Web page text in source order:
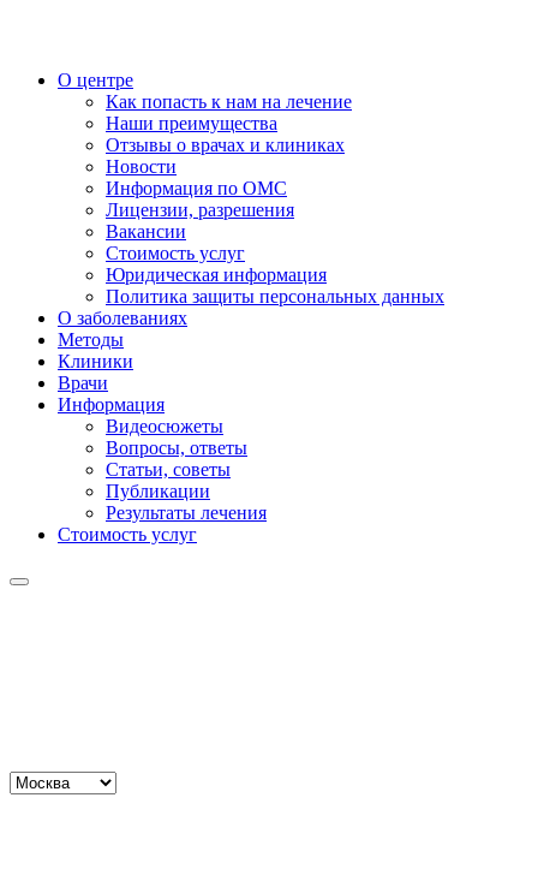
О центре
Как попасть к нам на лечение
Наши преимущества
Отзывы о врачах и клиниках
Новости
Информация по ОМС
Лицензии, разрешения
Вакансии
Стоимость услуг
Юридическая информация
Политика защиты персональных данных
О заболеваниях
Методы
Клиники
Врачи
Информация
Видеосюжеты
Вопросы, ответы
Статьи, советы
Публикации
Результаты лечения
Стоимость услуг